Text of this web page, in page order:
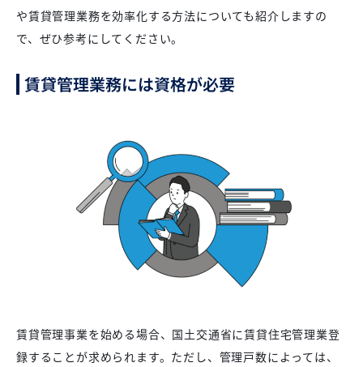
や賃貸管理業務を効率化する方法についても紹介しますの
で、ぜひ参考にしてください。
賃貸管理業務には資格が必要
賃貸管理事業を始める場合、国土交通省に賃貸住宅管理業登
録することが求められます。ただし、管理戸数によっては、